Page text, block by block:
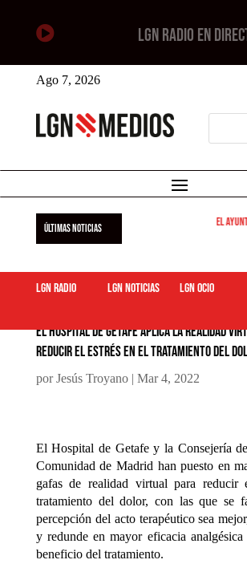
 LGN RADIO EN
Ago 7, 2026
ÚLTIMAS NOTICIAS El
LGN Radio LGN Noticias LGN ocio
El Hospital de Getafe aplica la realidad
reducir el estrés en el tratamiento del
porJesús Troyano| Mar 4, 2022
El Hospital de Getafe y la Consejería
Comunidad de Madrid han puesto en
gafas de realidad virtual para reducir
tratamiento del dolor, con las que se
percepción del acto terapéutico sea
y redunde en mayor eficacia
beneficio del tratamiento.